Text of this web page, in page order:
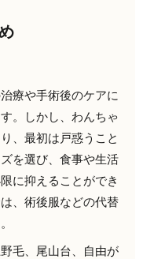
療や手術後のケアに
。しかし、わんちゃ
、最初は戸惑うこと
を選び、食事や生活
に抑えることができ
、術後服などの代替
毛、尾山台、自由が